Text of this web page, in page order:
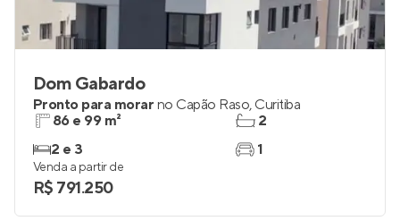
Dom Gabardo
Pronto para morar no Capão Raso, Curitiba
86 e 99 m²
2 e 3
2
1
Venda a partir de
R$ 791.250